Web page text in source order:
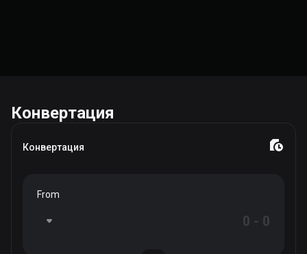
Конвертация
Конвертация
From